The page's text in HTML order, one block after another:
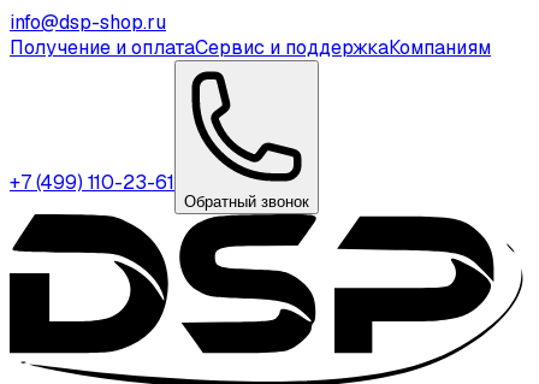
info@dsp-shop.ru
Получение и оплатаСервис и поддержкаКомпаниям
+7 (499) 110-23-61
Обратный звонок